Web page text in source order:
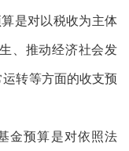
是对以税收为主体
、推动经济社会发
转等方面的收支预
金预算是对依照法